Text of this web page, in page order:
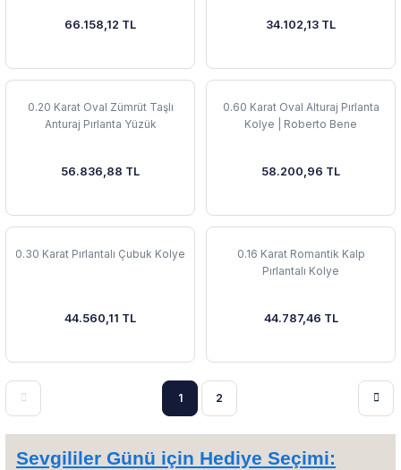
66.158,12 TL 34.102,13 TL
0.20 Karat Oval Zümrüt Taşlı
Anturaj Pırlanta Yüzük
56.836,88 TL
0.60 Karat Oval Alturaj Pırlanta
Kolye | Roberto Bene
58.200,96 TL
0.30 Karat Pırlantalı Çubuk Kolye
44.560,11 TL
0.16 Karat Romantik Kalp
Pırlantalı Kolye
44.787,46 TL
1 2
Sevgililer Günü için Hediye Seçimi: